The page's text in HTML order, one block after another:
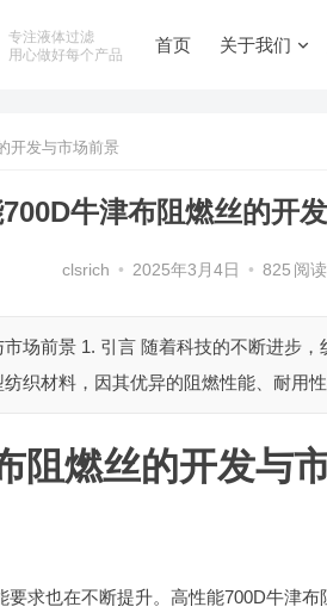
专注液体过滤
用心做好每个产品
首页 关于我们
开发与市场前景
牛津布阻燃丝的开
clsrich • 2025年3月4日 • 825 阅读
场前景 1. 引言 随着科技的不断进步
织材料，因其优异的阻燃性能、耐用
阻燃丝的开发与
求也在不断提升。高性能700D牛津